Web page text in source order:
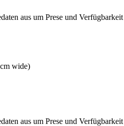
aus um Prese und
wide)
aus um Prese und